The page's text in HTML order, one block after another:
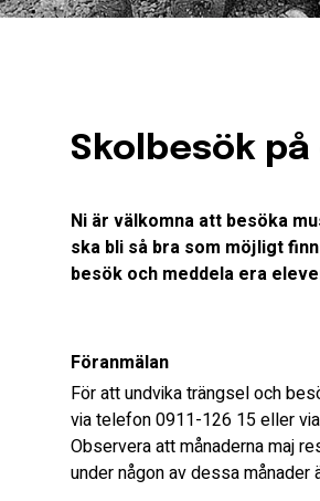
Skolbesök
Ni är välkomna att besöka
ska bli så bra som möjligt
besök och meddela era
Föranmälan
För att undvika trängsel och
via telefon 0911-126 15 eller
Observera att månaderna maj
under någon av dessa